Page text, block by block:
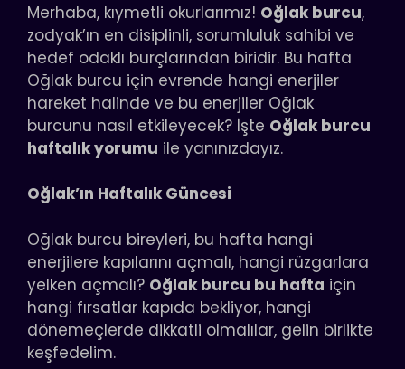
Merhaba, kıymetli okurlarımız! Oğlak burcu,
zodyak’ın en disiplinli, sorumluluk sahibi ve
hedef odaklı burçlarından biridir. Bu hafta
Oğlak burcu için evrende hangi enerjiler
hareket halinde ve bu enerjiler Oğlak
burcunu nasıl etkileyecek? İşte Oğlak burcu
haftalık yorumu ile yanınızdayız.
Oğlak’ın Haftalık Güncesi
Oğlak burcu bireyleri, bu hafta hangi
enerjilere kapılarını açmalı, hangi rüzgarlara
yelken açmalı? Oğlak burcu bu hafta için
hangi fırsatlar kapıda bekliyor, hangi
dönemeçlerde dikkatli olmalılar, gelin birlikte
keşfedelim.